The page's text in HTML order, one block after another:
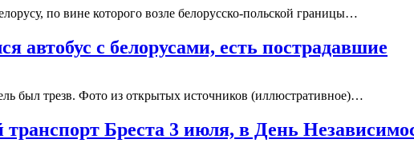
по вине которого возле белорусско-польской границы…
автобус с белорусами, есть пострадавшие
был трезв. Фото из открытых источников (иллюстративное)…
Бреста 3 июля, в День